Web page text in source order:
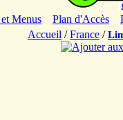
Menus Plan d'Accès
Accueil /France /